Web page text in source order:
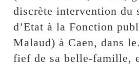
discrète intervention du
d’Etat à la Fonction
Malaud) à Caen, dans
fief de sa belle-famille,